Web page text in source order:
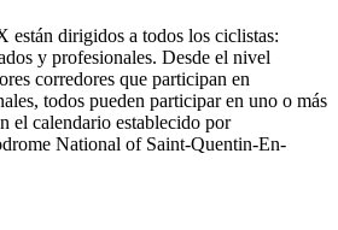
están dirigidos a todos los ciclistas:
y profesionales. Desde el nivel
corredores que participan en
todos pueden participar en uno o más
el calendario establecido por
National of Saint-Quentin-En-